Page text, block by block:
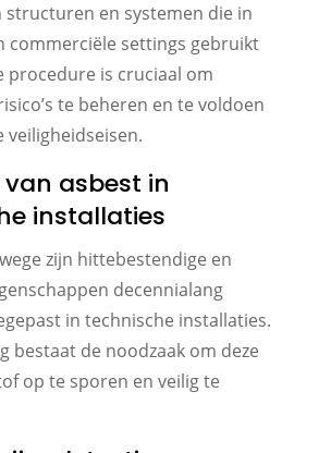
structuren en systemen die in
commerciële settings gebruikt
procedure is cruciaal om
te beheren en te voldoen
veiligheidseisen.
asbest in
installaties
zijn hittebestendige en
decennialang
in technische installaties.
bestaat de noodzaak om deze
op te sporen en veilig te